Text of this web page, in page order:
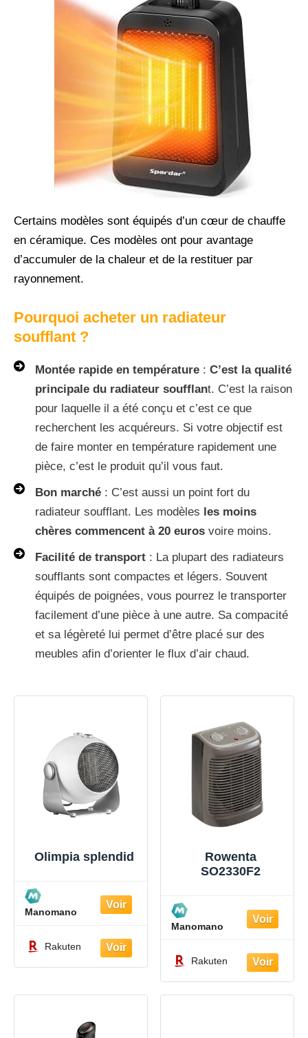
Certains modèles sont équipés d’un cœur de chauffe
en céramique. Ces modèles ont pour avantage
d’accumuler de la chaleur et de la restituer par
rayonnement.
Pourquoi acheter un radiateur
soufflant ?
Montée rapide en température : C’est la qualité
principale du radiateur soufflant. C’est la raison
pour laquelle il a été conçu et c’est ce que
recherchent les acquéreurs. Si votre objectif est
de faire monter en température rapidement une
pièce, c’est le produit qu’il vous faut.
Bon marché : C’est aussi un point fort du
radiateur soufflant. Les modèles les moins
chères commencent à 20 euros voire moins.
Facilité de transport : La plupart des radiateurs
soufflants sont compactes et légers. Souvent
équipés de poignées, vous pourrez le transporter
facilement d’une pièce à une autre. Sa compacité
et sa légèreté lui permet d’être placé sur des
meubles afin d’orienter le flux d’air chaud.
Olimpia splendid
Manomano
Rakuten
Rowenta
SO2330F2
Manomano
Rakuten